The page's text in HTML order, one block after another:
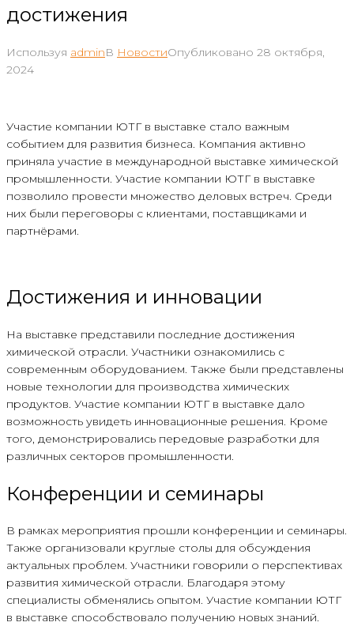
достижения
Используя adminВ НовостиОпубликовано 28 октября,
2024
Участие компании ЮТГ в выставке стало важным
событием для развития бизнеса. Компания активно
приняла участие в международной выставке химической
промышленности. Участие компании ЮТГ в выставке
позволило провести множество деловых встреч. Среди
них были переговоры с клиентами, поставщиками и
партнёрами.
Достижения и инновации
На выставке представили последние достижения
химической отрасли. Участники ознакомились с
современным оборудованием. Также были представлены
новые технологии для производства химических
продуктов. Участие компании ЮТГ в выставке дало
возможность увидеть инновационные решения. Кроме
того, демонстрировались передовые разработки для
различных секторов промышленности.
Конференции и семинары
В рамках мероприятия прошли конференции и семинары.
Также организовали круглые столы для обсуждения
актуальных проблем. Участники говорили о перспективах
развития химической отрасли. Благодаря этому
специалисты обменялись опытом. Участие компании ЮТГ
в выставке способствовало получению новых знаний.